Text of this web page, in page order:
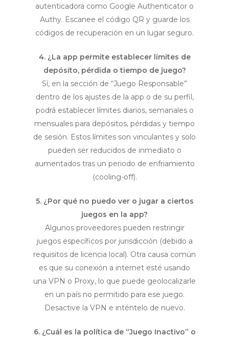
autenticadora como Google Authenticator o
Authy. Escanee el código QR y guarde los
códigos de recuperación en un lugar seguro.
4. ¿La app permite establecer límites de
depósito, pérdida o tiempo de juego?
Sí, en la sección de “Juego Responsable”
dentro de los ajustes de la app o de su perfil,
podrá establecer límites diarios, semanales o
mensuales para depósitos, pérdidas y tiempo
de sesión. Estos límites son vinculantes y solo
pueden ser reducidos de inmediato o
aumentados tras un periodo de enfriamiento
(cooling-off).
5. ¿Por qué no puedo ver o jugar a ciertos
juegos en la app?
Algunos proveedores pueden restringir
juegos específicos por jurisdicción (debido a
requisitos de licencia local). Otra causa común
es que su conexión a internet esté usando
una VPN o Proxy, lo que puede geolocalizarle
en un país no permitido para ese juego.
Desactive la VPN e inténtelo de nuevo.
6. ¿Cuál es la política de “Juego Inactivo” o